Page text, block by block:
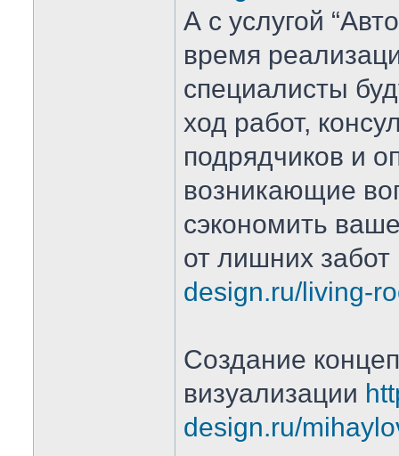
А с услугой
время
специалисты
ход работ,
подрядчиков и
возникающие
сэкономить
от лишних забот
design.ru/living-
Создание
визуализации
design.ru/